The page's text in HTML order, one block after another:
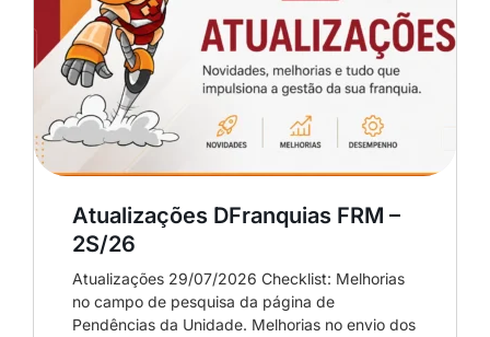
Atualizações DFranquias FRM –
2S/26
Atualizações 29/07/2026 Checklist: Melhorias
no campo de pesquisa da página de
Pendências da Unidade. Melhorias no envio dos